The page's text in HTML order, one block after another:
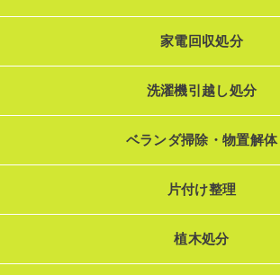
家電回収処分
洗濯機引越し処分
ベランダ掃除・物置解体
片付け整理
植木処分